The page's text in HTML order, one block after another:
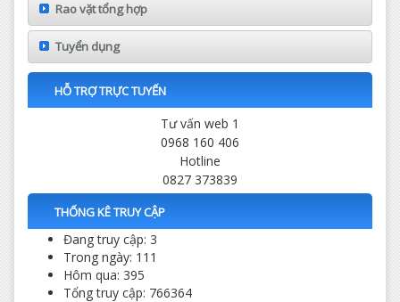
Rao vặt tổng hợp
Tuyển dụng
HỖ TRỢ TRỰC TUYẾN
Tư vấn web 1
0968 160 406
Hotline
0827 373839
THỐNG KÊ TRUY CẬP
Đang truy cập: 3
Trong ngày: 111
Hôm qua: 395
Tổng truy cập: 766364